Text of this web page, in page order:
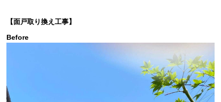
【面戸取り換え工事】
Before